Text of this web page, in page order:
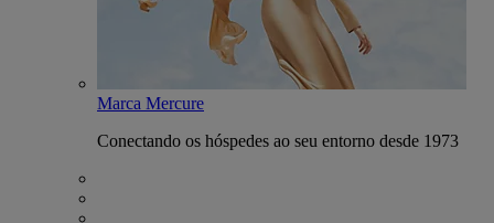
Marca Mercure
Conectando os hóspedes ao seu entorno desde 1973